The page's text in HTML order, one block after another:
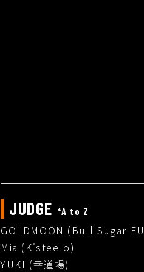
JUDGE *A to Z
GOLDMOON (Bull Sugar
Mia (K'steelo)
YUKI (幸道場)